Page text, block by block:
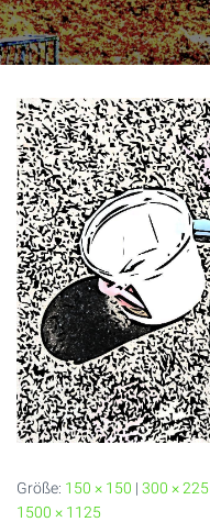
Größe: 150 × 150 | 300 × 225
1500 × 1125